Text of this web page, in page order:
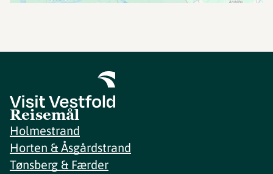
Reisemål
Holmestrand
Horten & Åsgårdstrand
Tønsberg & Færder